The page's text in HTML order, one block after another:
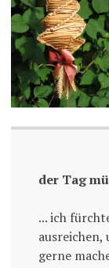
der Tag
... ich
ausreichen,
gerne